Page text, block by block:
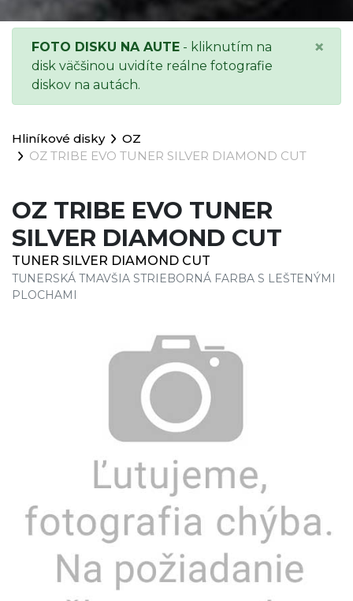
FOTO DISKU NA AUTE - kliknutím na
disk väčšinou uvidíte reálne fotografie
diskov na autách.
×
Hliníkové disky
OZ
OZ TRIBE EVO TUNER SILVER DIAMOND CUT
OZ TRIBE EVO TUNER
SILVER DIAMOND CUT
TUNER SILVER DIAMOND CUT
TUNERSKÁ TMAVŠIA STRIEBORNÁ FARBA S LEŠTENÝMI
PLOCHAMI